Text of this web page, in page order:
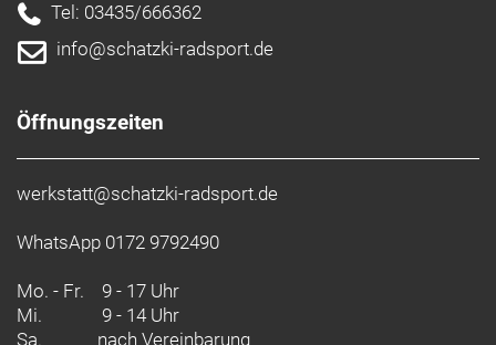
Tel: 03435/666362
info@schatzki-radsport.de
Öffnungszeiten
werkstatt@schatzki-radsport.de
WhatsApp 0172 9792490
Mo. - Fr. 9 - 17 Uhr
Mi.
9 - 14 Uhr
Sa.
nach Vereinbarung